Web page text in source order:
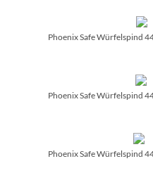
Phoenix Safe Würfelspind
Phoenix Safe Würfelspind
Phoenix Safe Würfelspind